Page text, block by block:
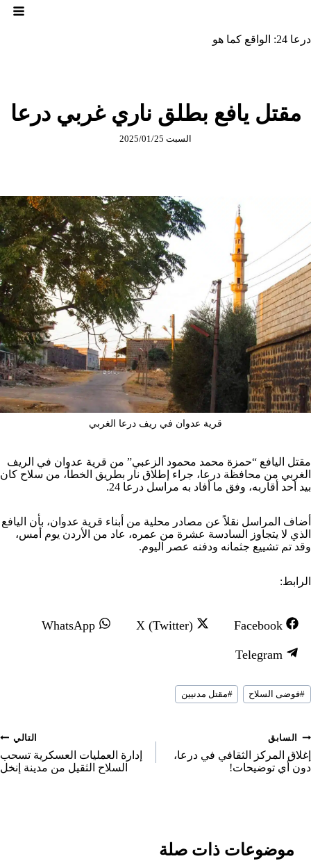
درعا 24: الواقع كما هو
مقتل يافع بطلق ناري غربي درعا
السبت 2025/01/25
قرية عدوان في ريف درعا الغربي
مقتل اليافع “حمزة محمد محمود الزعبي” من قرية عدوان في الريف
الغربي من محافظة درعا، جراء إطلاق نار بطريق الخطأ، من سلاح كان
بيد أحد أقاربه، وفق ما أفاد به مراسل درعا 24.
أضاف المراسل نقلاً عن مصادر محلية من أبناء قرية عدوان، بأن اليافع
الذي لا يتجاوز السادسة عشرة من عمره، عاد من الأردن يوم أمس،
وقد تم تشييع جثمانه ودفنه عصر اليوم.
الرابط:
S
a
r
e
n
Facebook
S
r
e
X (Twitter)
S
WhatsApp
S
a
e
o
n
Telegram
وسوم
المقال:
#فوضى السلاح #مقتل مدنيين
تصفّح
المقالات
السابق
إغلاق المركز الثقافي في درعا،
دون أي توضيحات!
التالي
إدارة العمليات العسكرية تسحب
السلاح الثقيل من مدينة إنخل
موضوعات ذات صلة